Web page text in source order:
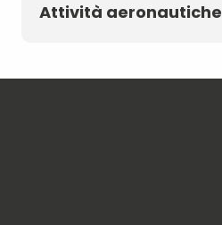
Attività aeronautiche